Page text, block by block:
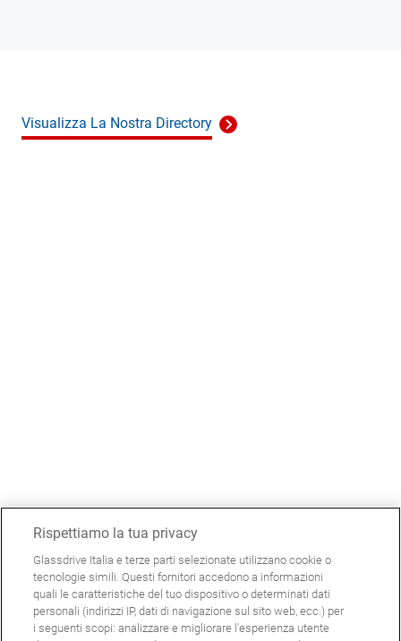
Visualizza La Nostra Directory
Rispettiamo la tua privacy
Glassdrive Italia e terze parti selezionate utilizzano cookie o
tecnologie simili. Questi fornitori accedono a informazioni
quali le caratteristiche del tuo dispositivo o determinati dati
personali (indirizzi IP, dati di navigazione sul sito web, ecc.) per
i seguenti scopi: analizzare e migliorare l'esperienza utente